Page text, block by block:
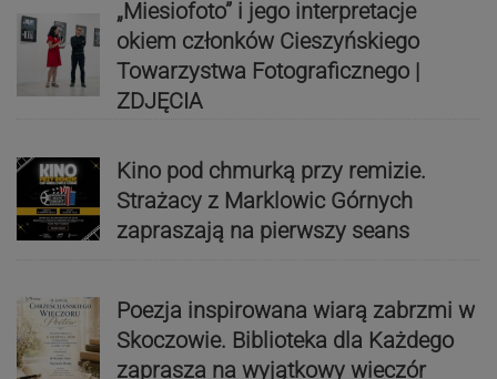
„Miesiofoto” i jego interpretacje
okiem członków Cieszyńskiego
Towarzystwa Fotograficznego |
ZDJĘCIA
Kino pod chmurką przy remizie.
Strażacy z Marklowic Górnych
zapraszają na pierwszy seans
Poezja inspirowana wiarą zabrzmi w
Skoczowie. Biblioteka dla Każdego
zaprasza na wyjątkowy wieczór